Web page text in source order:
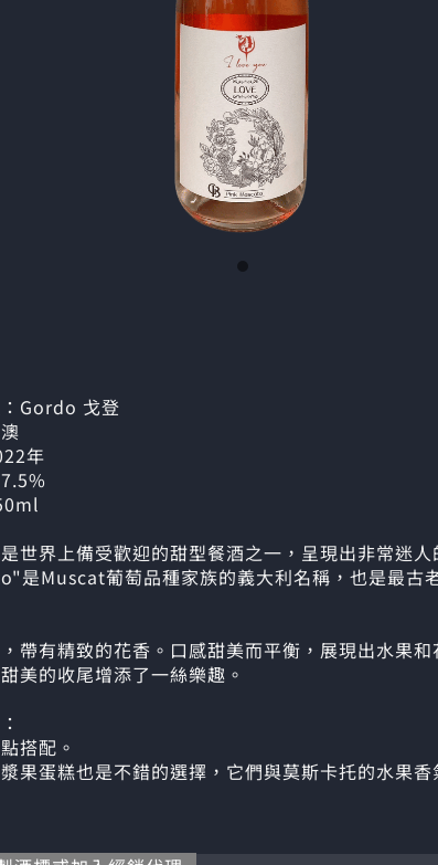
Gordo 戈登
年
世界上備受歡迎的甜型餐酒之一，呈現出非常迷人
是Muscat葡萄品種家族的義大利名稱，也是最古
帶有精致的花香。口感甜美而平衡，展現出水果
美的收尾增添了一絲樂趣。
搭配。
果蛋糕也是不錯的選擇，它們與莫斯卡托的水果